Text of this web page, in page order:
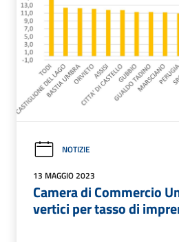
NOTIZIE
13 MAGGIO 2023
Camera di Commercio
vertici per tasso di